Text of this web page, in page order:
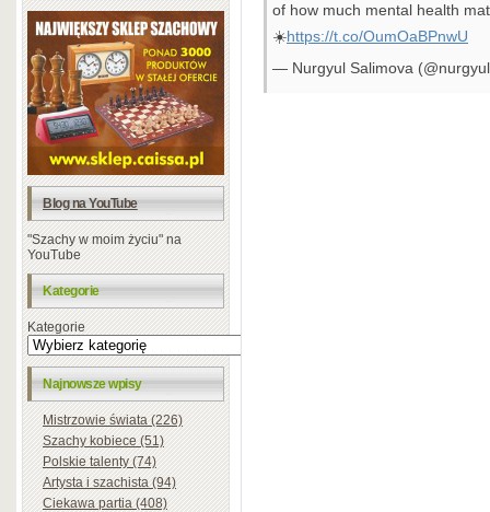
Blog na YouTube
"Szachy w moim życiu" na
YouTube
Kategorie
Kategorie
Najnowsze wpisy
Mistrzowie świata (226)
Szachy kobiece (51)
Polskie talenty (74)
Artysta i szachista (94)
Ciekawa partia (408)
of how much mental health
☀️https://t.co/OumOaBPnwU
— Nurgyul Salimova